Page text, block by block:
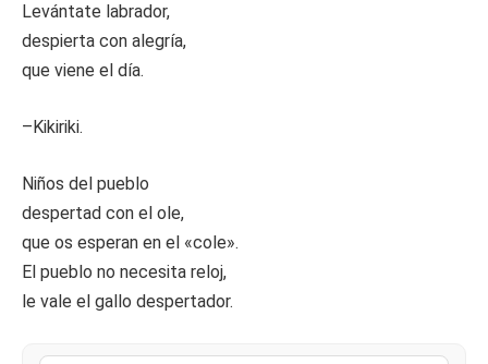
Levántate labrador,
despierta con alegría,
que viene el día.
–Kikiriki.
Niños del pueblo
despertad con el ole,
que os esperan en el «cole».
El pueblo no necesita reloj,
le vale el gallo despertador.